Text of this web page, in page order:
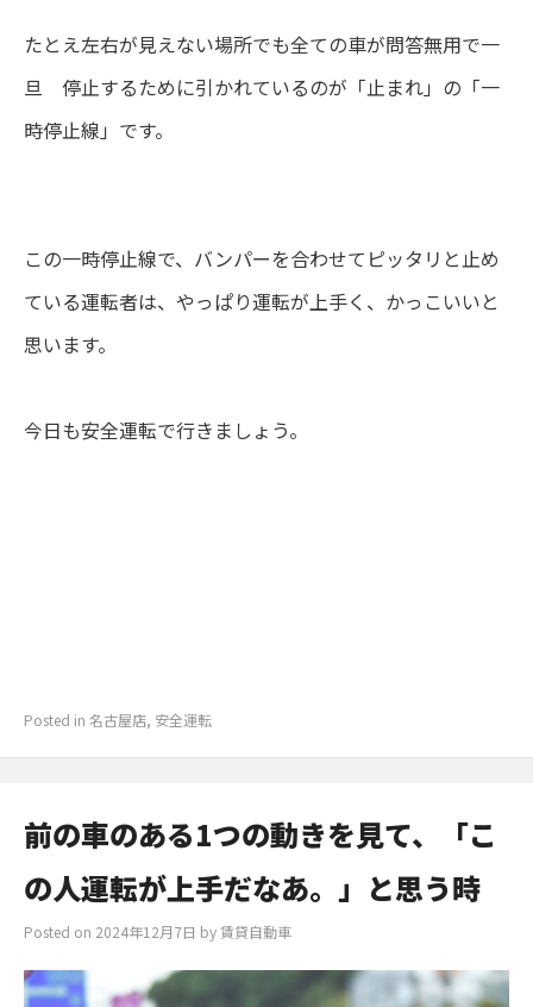
たとえ左右が見えない場所でも全ての車が問答無用で一
旦 停止するために引かれているのが「止まれ」の「一
時停止線」です。
この一時停止線で、バンパーを合わせてピッタリと止め
ている運転者は、やっぱり運転が上手く、かっこいいと
思います。
今日も安全運転で行きましょう。
Posted in名古屋店, 安全運転
前の車のある1つの動きを見て、「こ
の人運転が上手だなあ。」と思う時
Posted on 2024年12月7日 by賃貸自動車